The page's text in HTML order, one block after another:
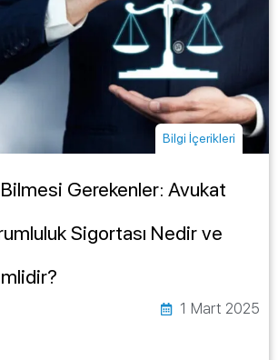
Bilgi İçerikleri
Gerekenler: Avukat
Sigortası Nedir ve
1 Mart 2025